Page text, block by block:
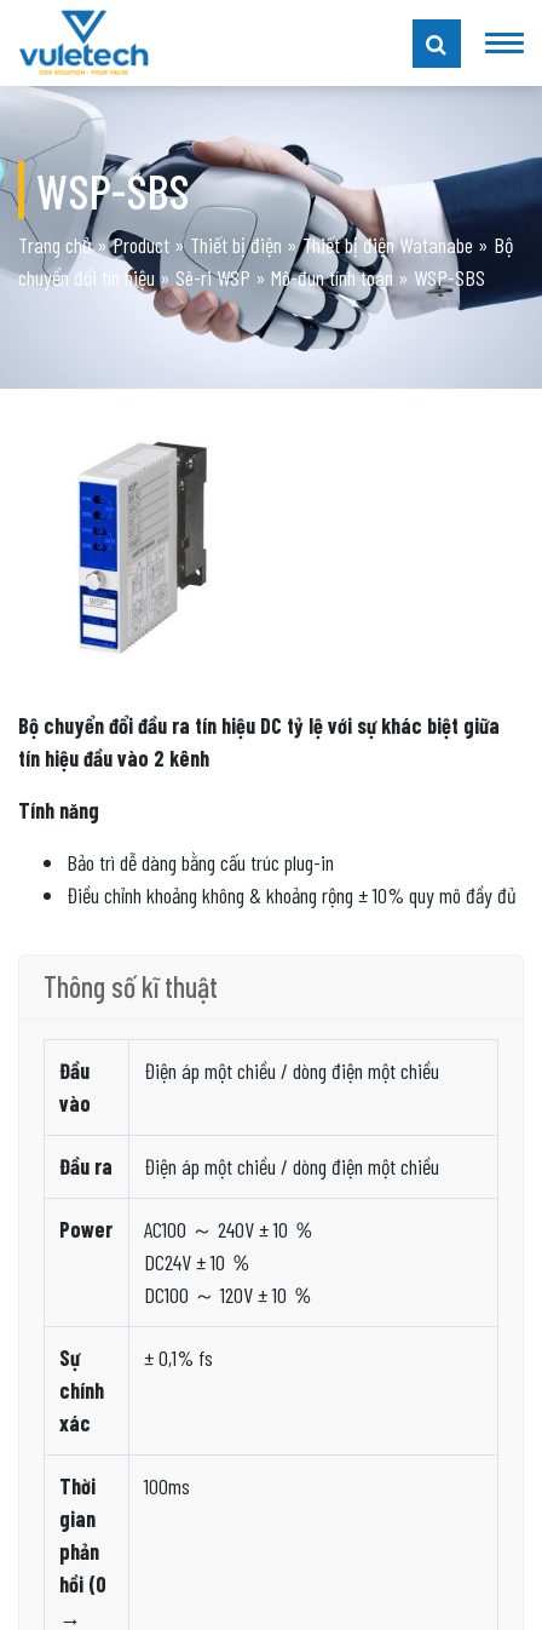
WSP-SBS
Trang chủ»Product »Thiết bị điện »Thiết bị điện Watanabe » Bộ
chuyển đổi tín hiệu » Sê-ri WSP » Mô-đun tính toán» WSP-SBS
Bộ chuyển đổi đầu ra tín hiệu DC tỷ lệ với sự khác biệt giữa
tín hiệu đầu vào 2 kênh
Tính năng
Bảo trì dễ dàng bằng cấu trúc plug-in
Điều chỉnh khoảng không & khoảng rộng ± 10% quy mô đầy đủ
Thông số kĩ thuật
Đầu
vào
Điện áp một chiều / dòng điện một chiều
Đầu ra Điện áp một chiều / dòng điện một chiều
Power
AC100 ～ 240V ± 10 ％
DC24V ± 10 ％
DC100 ～ 120V ± 10 ％
Sự
chính
xác
± 0,1% fs
Thời
gian
phản
hồi (0
→
100ms